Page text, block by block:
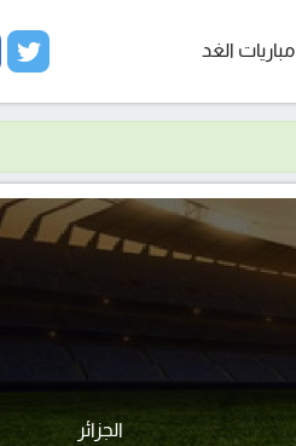
مباريات الغد twitter
الجزائر